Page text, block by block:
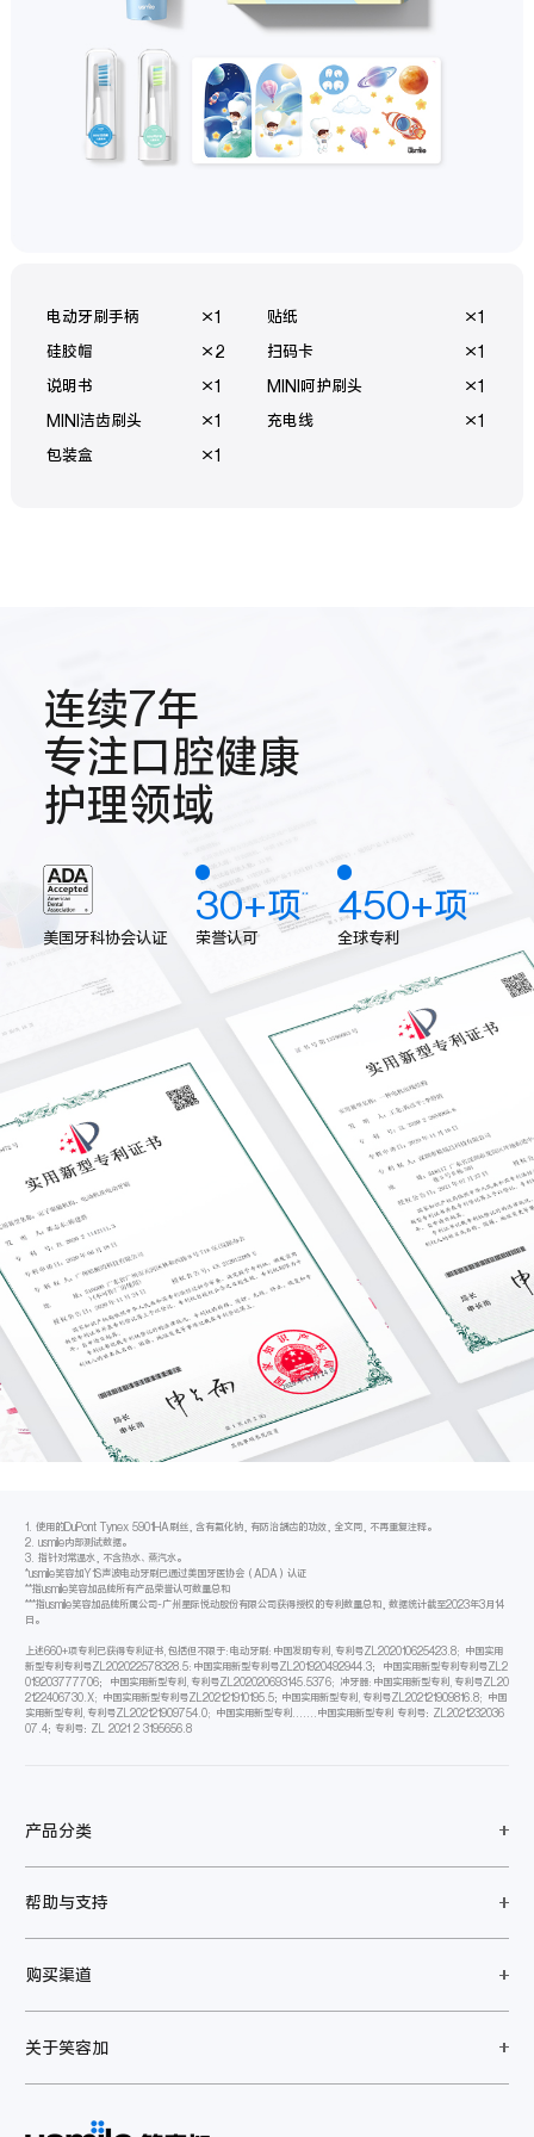
电动牙刷手柄 1 贴纸 1
硅胶帽 2 扫码卡 1
说明书 1 MINI呵护刷头 1
MINI洁齿刷头 1 充电线 1
包装盒 1
连续7年
专注口腔健康
护理领域
美国牙科协会认证
30+项**
荣誉认可
450+项***
全球专利
1. 使用的DuPont Tynex 5901HA刷丝，含有氟化钠，有防治龋齿的功效，全文同，不再重复注释。
2. usmile内部测试数据。
3. 指针对常温水，不含热水、蒸汽水。
*usmile笑容加Y1S声波电动牙刷已通过美国牙医协会（ADA）认证
**指usmile笑容加品牌所有产品荣誉认可数量总和
***指usmile笑容加品牌所属公司-广州星际悦动股份有限公司获得授权的专利数量总和，数据统计截至2023年3月14
日。
上述660+项专利已获得专利证书,包括但不限于:电动牙刷:中国发明专利,专利号ZL202010625423.8; 中国实用
新型专利专利号ZL202022578328.5:中国实用新型专利号ZL201920492944.3； 中国实用新型专利专利号ZL2
019203777706； 中国实用新型专利,专利号ZL202020693145.5376; 冲牙器:中国实用新型专利,专利号ZL20
2122406730.X; 中国实用新型专利号ZL202121910195.5；中国实用新型专利,专利号ZL202121909816.8; 中国
实用新型专利,专利号ZL202121909754.0; 中国实用新型专利.......中国实用新型专利 专利号：ZL2021232036
07.4；专利号：ZL 2021 2 3195656.8
产品分类
帮助与支持
购买渠道
关于笑容加